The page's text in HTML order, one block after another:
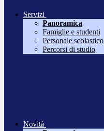
Servizi
Panoramica
Famiglie e studenti
Personale scolastico
Percorsi di studio
Novità